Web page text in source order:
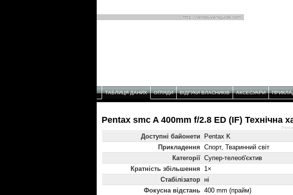
ТАБЛИЦЯ ДАНИХ ОГЛЯДИ ВІДГУКИ ВЛАСНИКІВ АКСЕСУАРИ
Pentax smc A 400mm f/2.8 ED (IF) Технічнa
Доступні байонети
Pentax K
Прикладення Спорт, Тваринний світ
Категорії Супер-телеоб'єктив
Кратність збільшення
1×
Стабілізатор ні
Фокусна відстань 400 mm (прайм)